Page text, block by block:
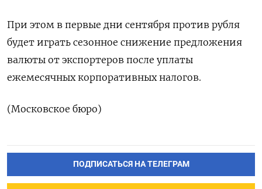
При этом в первые дни сентября против рубля
будет играть сезонное снижение предложения
валюты от экспортеров после уплаты
ежемесячных корпоративных налогов.
(Московское бюро)
ПОДПИСАТЬСЯ НА ТЕЛЕГРАМ